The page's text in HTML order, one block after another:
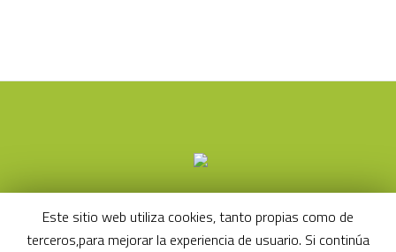
Política de Privacidad
Este sitio web utiliza cookies, tanto propias como de
terceros,para mejorar la experiencia de usuario. Si continúa